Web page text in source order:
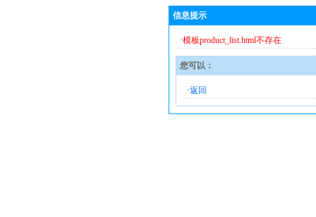
信息提示
·模板product_list.html不存在
您可以：
·返回